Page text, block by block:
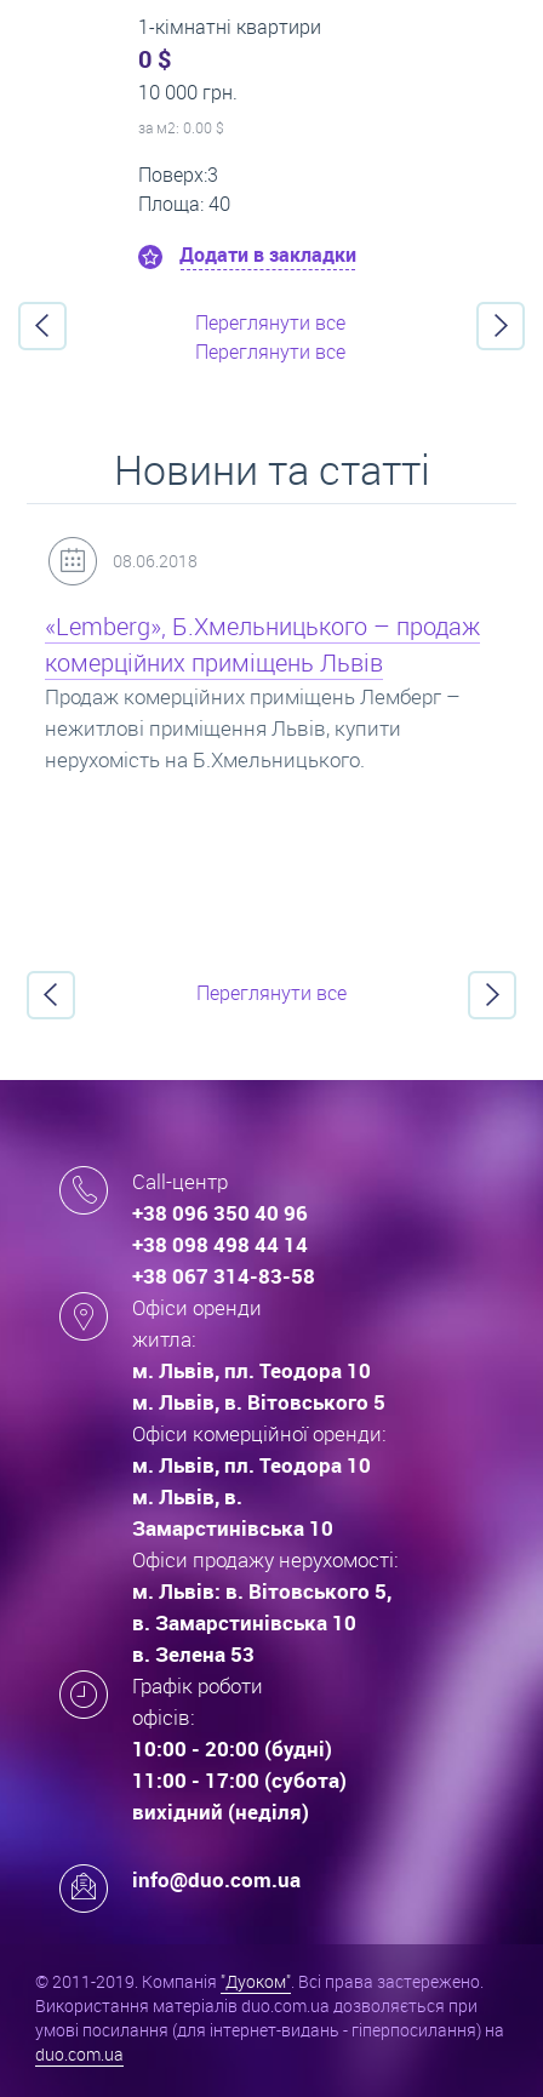
2-кімнатні квартири
0 $
16 000 грн.
за м2: 0.00 $
Поверх:11
Площа: 55
Додати в закладки
Переглянути все
Переглянути все
Новини та статті
31.05.2018
Кредит під заставу нерухомості: іпотека
Іпотека на квартиру – кредит на житло під
заставу нерухомості. Купити в іпотеку – що
потрібно знати? Консультація від Експертів
про іпотечні кредити.
Переглянути все
Call-центр
+38 096 350 40 96
+38 098 498 44 14
+38 067 314-83-58
Офіси оренди
житла:
м. Львів, пл. Теодора 10
м. Львів, в. Вітовського 5
Офіси комерційної оренди:
м. Львів, пл. Теодора 10
м. Львів, в.
Замарстинівська 10
Офіси продажу нерухомості:
м. Львів: в. Вітовського 5,
в. Замарстинівська 10
в. Зелена 53
Графік роботи
офісів:
10:00 - 20:00 (будні)
11:00 - 17:00 (субота)
вихідний (неділя)
info@duo.com.ua
© 2011-2019. Компанія "Дуоком". Всі права застережено.
Використання матеріалів duo.com.ua дозволяється при
умові посилання (для інтернет-видань - гіперпосилання) на
duo.com.ua